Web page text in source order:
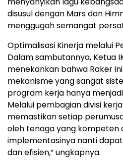
disusul dengan Mars dan
menggugah semangat
Optimalisasi Kinerja melalui
Dalam sambutannya, Ketua
menekankan bahwa Raker
mekanisme yang sangat
program kerja hanya
Melalui pembagian divisi
memastikan setiap
oleh tenaga yang kompeten
implementasinya nanti
dan efisien,” ungkapnya.